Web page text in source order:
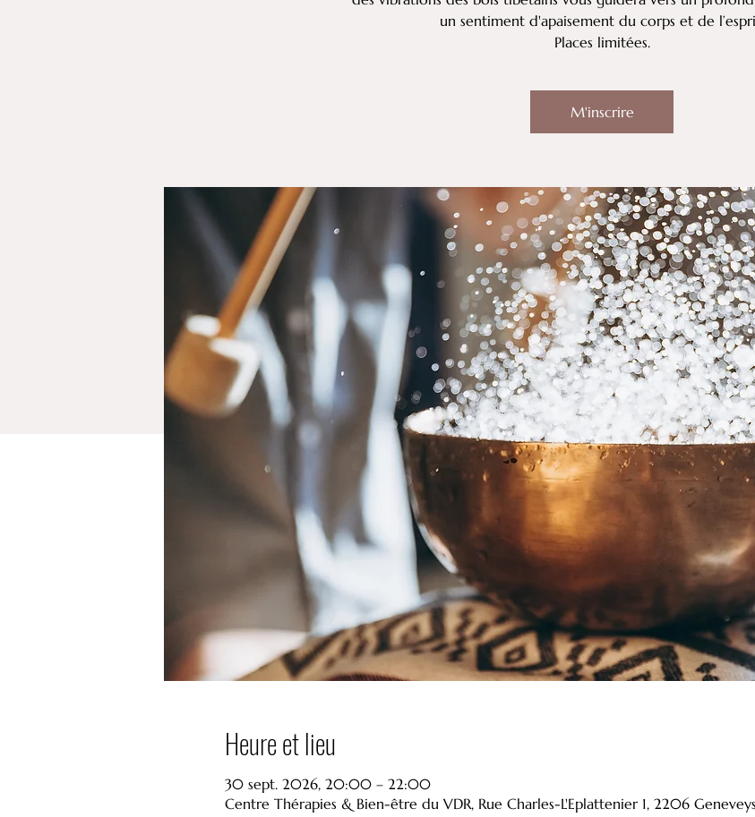
un sentiment d'apaisement du corps et de
Places limitées.
M'inscrire
Heure et lieu
30 sept. 2026, 20:00 – 22:00
Centre Thérapies & Bien-être du VDR, Rue Charles-L'Eplattenier 1, 2206